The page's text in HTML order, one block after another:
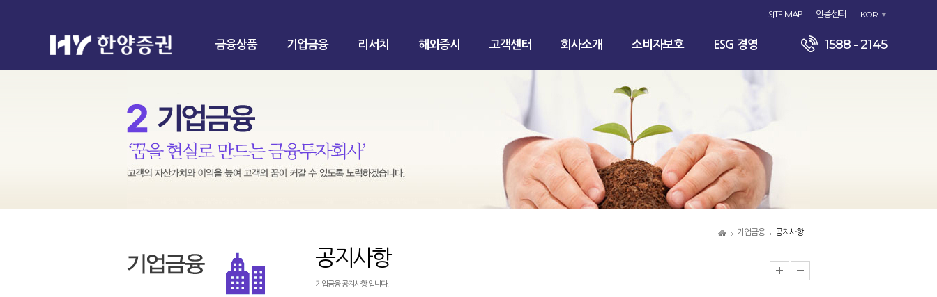
SITE MAP 인증센터 KOR
금융상품 기업금융 리서치 해외증시 고객센터 회사소개 소비자보호 ESG 경영 1588 - 2145
기업금융 공지사항
공지사항
기업금융 공지사항 입니다.